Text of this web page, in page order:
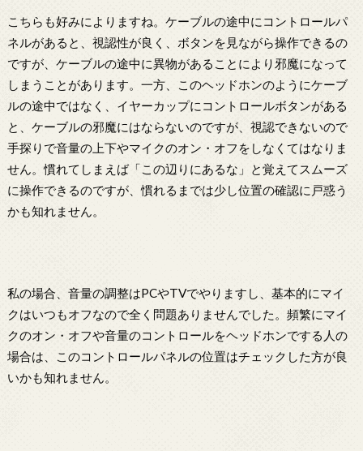
こちらも好みによりますね。ケーブルの途中にコントロールパ
ネルがあると、視認性が良く、ボタンを見ながら操作できるの
ですが、ケーブルの途中に異物があることにより邪魔になって
しまうことがあります。一方、このヘッドホンのようにケーブ
ルの途中ではなく、イヤーカップにコントロールボタンがある
と、ケーブルの邪魔にはならないのですが、視認できないので
手探りで音量の上下やマイクのオン・オフをしなくてはなりま
せん。慣れてしまえば「この辺りにあるな」と覚えてスムーズ
に操作できるのですが、慣れるまでは少し位置の確認に戸惑う
かも知れません。
私の場合、音量の調整はPCやTVでやりますし、基本的にマイ
クはいつもオフなので全く問題ありませんでした。頻繁にマイ
クのオン・オフや音量のコントロールをヘッドホンでする人の
場合は、このコントロールパネルの位置はチェックした方が良
いかも知れません。